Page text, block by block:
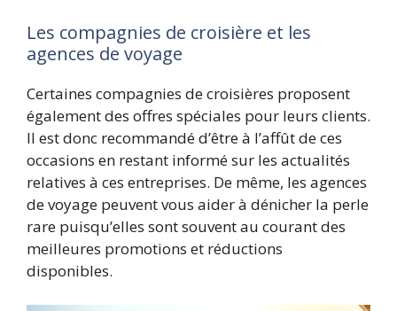
Les compagnies de croisière et les
agences de voyage
Certaines compagnies de croisières proposent
également des offres spéciales pour leurs clients.
Il est donc recommandé d’être à l’affût de ces
occasions en restant informé sur les actualités
relatives à ces entreprises. De même, les agences
de voyage peuvent vous aider à dénicher la perle
rare puisqu’elles sont souvent au courant des
meilleures promotions et réductions
disponibles.